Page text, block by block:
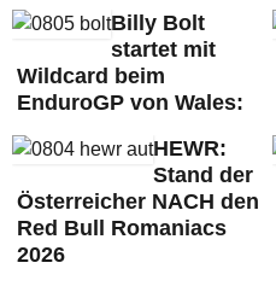
Billy Bolt
startet mit
Wildcard beim
EnduroGP von Wales:
HEWR:
Stand der
Österreicher NACH den
Red Bull Romaniacs
2026